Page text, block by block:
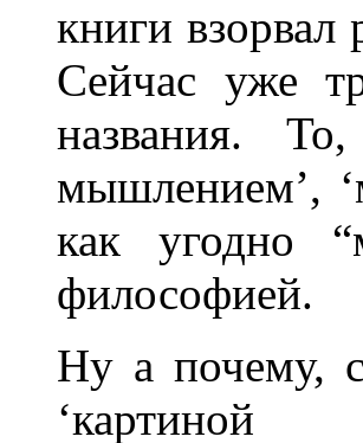
книги взорвал
Сейчас уже
названия.
мышлением’,
как угодно
философией.
Ну а почему,